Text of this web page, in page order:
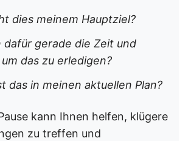
dies meinem Hauptziel?
dafür gerade die Zeit und
das zu erledigen?
das in meinen aktuellen Plan?
kann Ihnen helfen, klügere
zu treffen und